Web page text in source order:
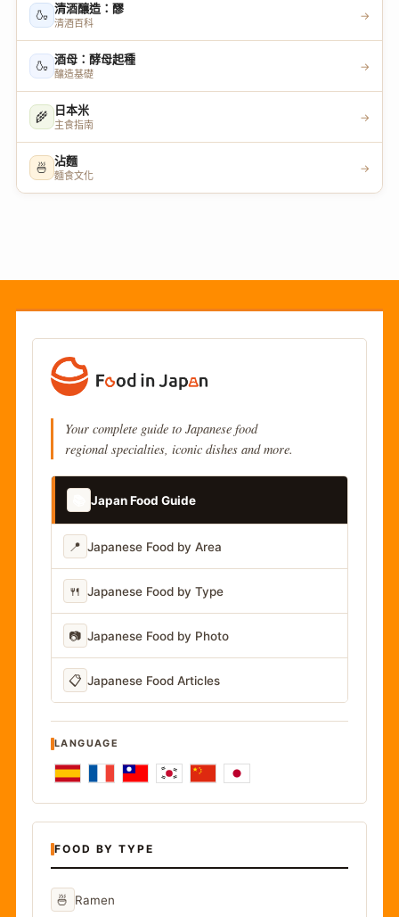
🍶 清酒釀造：醪
清酒百科
→
🍶 酒母：酵母起種
釀造基礎
→
🌾 日本米
主食指南
→
🍜 沾麵
麵食文化
→
Your complete guide to Japanese food
regional specialties, iconic dishes and more.
Japan Food Guide
📍 Japanese Food by Area
🍴 Japanese Food by Type
📷 Japanese Food by Photo
📋 Japanese Food Articles
LANGUAGE
FOOD BY TYPE
🍜 Ramen